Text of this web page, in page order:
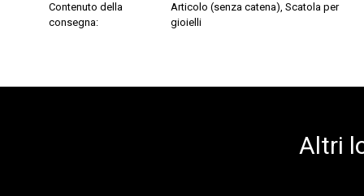
Contenuto della
consegna:
Articolo (senza catena), Scatola per
gioielli
Altri